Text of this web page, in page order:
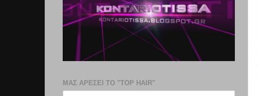
ΜΑΣ ΑΡΕΣΕΙ ΤΟ "TOP HAIR"